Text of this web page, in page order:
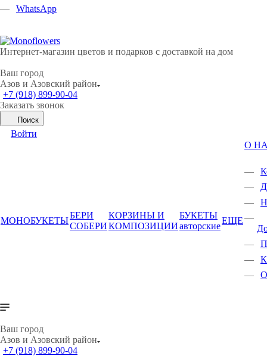
WhatsApp
Интернет-магазин цветов и подарков с доставкой на дом
Ваш город
Азов и Азовский район
+7 (918) 899-90-04
Заказать звонок
Поиск
Войти
МОНОБУКЕТЫ
БЕРИ
СОБЕРИ
КОРЗИНЫ И
КОМПОЗИЦИИ
БУКЕТЫ
авторские
ЕЩЕ
О
Ваш город
Азов и Азовский район
+7 (918) 899-90-04